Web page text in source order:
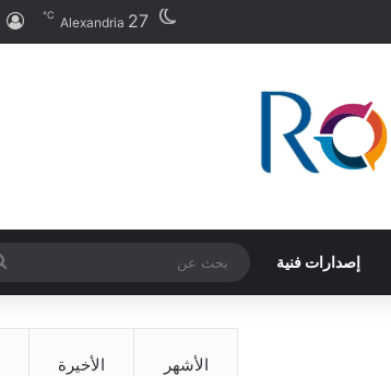
Alexandria 27
℃
إصدارات فنية
الأشهر الأخيرة